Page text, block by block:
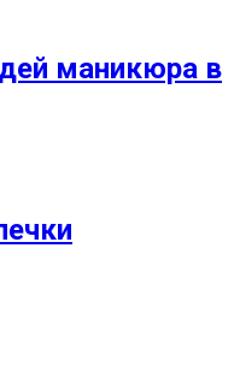
маникюра в